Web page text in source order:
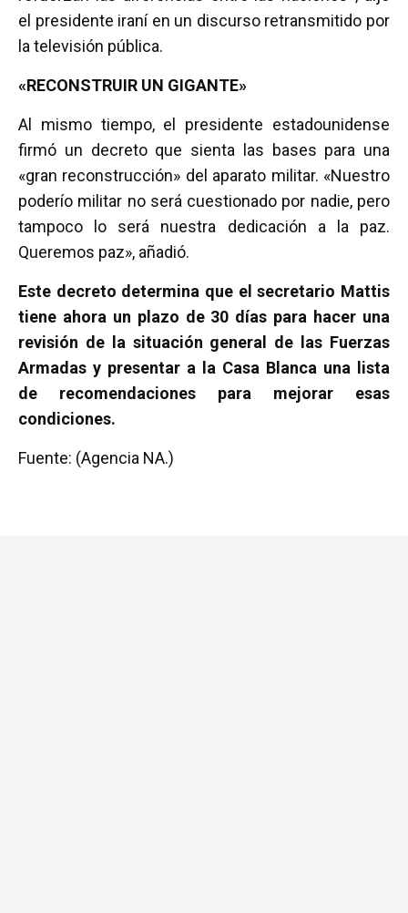
el presidente iraní en un discurso retransmitido por
la televisión pública.
«RECONSTRUIR UN GIGANTE»
Al mismo tiempo, el presidente estadounidense
firmó un decreto que sienta las bases para una
«gran reconstrucción» del aparato militar. «Nuestro
poderío militar no será cuestionado por nadie, pero
tampoco lo será nuestra dedicación a la paz.
Queremos paz», añadió.
Este decreto determina que el secretario Mattis
tiene ahora un plazo de 30 días para hacer una
revisión de la situación general de las Fuerzas
Armadas y presentar a la Casa Blanca una lista
de recomendaciones para mejorar esas
condiciones.
Fuente: (Agencia NA.)